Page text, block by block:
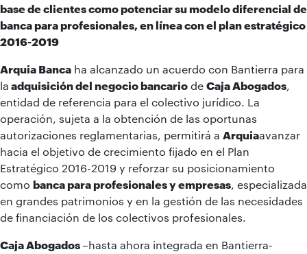
base de clientes como potenciar su modelo diferencial de
banca para profesionales, en línea con el plan estratégico
2016-2019
Arquia Banca ha alcanzado un acuerdo con Bantierra para
la adquisición del negocio bancario de Caja Abogados,
entidad de referencia para el colectivo jurídico. La
operación, sujeta a la obtención de las oportunas
autorizaciones reglamentarias, permitirá a Arquiaavanzar
hacia el objetivo de crecimiento fijado en el Plan
Estratégico 2016-2019 y reforzar su posicionamiento
como banca para profesionales y empresas, especializada
en grandes patrimonios y en la gestión de las necesidades
de financiación de los colectivos profesionales.
Caja Abogados–hasta ahora integrada en Bantierra-